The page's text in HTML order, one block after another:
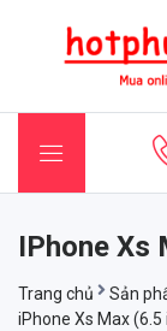
IPhone Xs
Trang chủ Sản
iPhone Xs Max (6.5